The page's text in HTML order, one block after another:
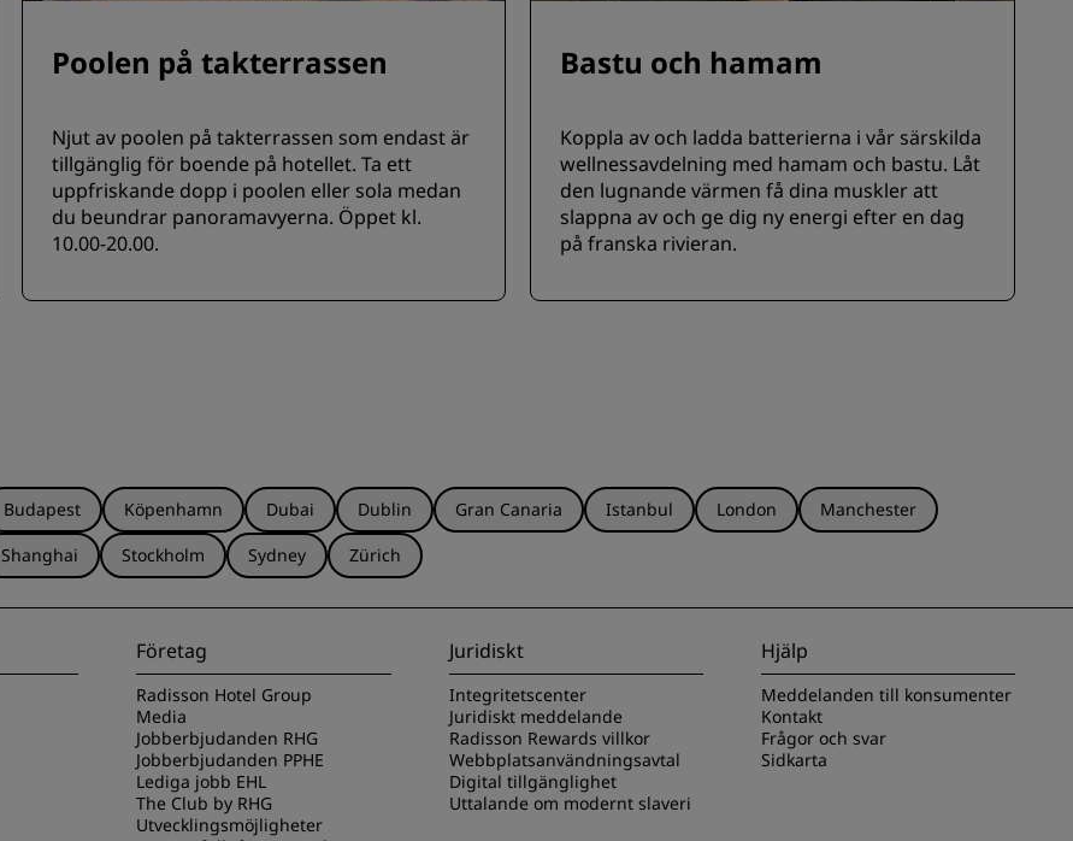
Poolen på takterrassen
Njut av poolen på takterrassen som endast är
tillgänglig för boende på hotellet. Ta ett
uppfriskande dopp i poolen eller sola medan
du beundrar panoramavyerna. Öppet kl.
10.00-20.00.
Bastu och hamam
Koppla av och ladda batterierna i vår särskilda
wellnessavdelning med hamam och bastu. Låt
den lugnande värmen få dina muskler att
slappna av och ge dig ny energi efter en dag
på franska rivieran.
Budapest Köpenhamn Dubai Dublin Gran Canaria Istanbul London
Manchester
Shanghai Stockholm Sydney Zürich
Företag
Radisson Hotel Group
Media
Jobberbjudanden RHG
Jobberbjudanden PPHE
Lediga jobb EHL
The Club by RHG
Utvecklingsmöjligheter
Juridiskt
Integritetscenter
Juridiskt meddelande
Radisson Rewards villkor
Webbplatsanvändningsavtal
Digital tillgänglighet
Uttalande om modernt slaveri
Hjälp
Meddelanden till konsumenter
Kontakt
Frågor och svar
Sidkarta